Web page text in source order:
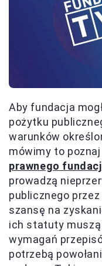
Aby fundacja
pożytku
warunków
mówimy to poznaj
prawnego
prowadzą
publicznego
szansę na
ich statuty
wymagań
potrzebą